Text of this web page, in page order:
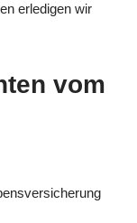
erledigen wir
vom